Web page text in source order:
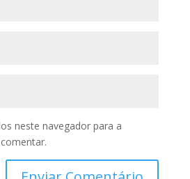
neste navegador para a